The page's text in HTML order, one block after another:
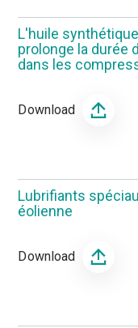
L'huile
prolonge la durée
dans les
Download
Lubrifiants
éolienne
Download